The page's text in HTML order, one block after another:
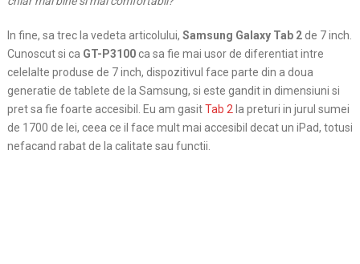
In fine, sa trec la vedeta articolului, Samsung Galaxy Tab 2de 7 inch.
Cunoscut si ca GT-P3100ca sa fie mai usor de diferentiat intre
celelalte produse de 7 inch, dispozitivul face parte din a doua
generatie de tablete de la Samsung, si este gandit in dimensiuni si
pret sa fie foarte accesibil. Eu am gasitTab 2 la preturi in jurul sumei
de 1700 de lei, ceea ce il face mult mai accesibil decat un iPad, totusi
nefacand rabat de la calitate sau functii.